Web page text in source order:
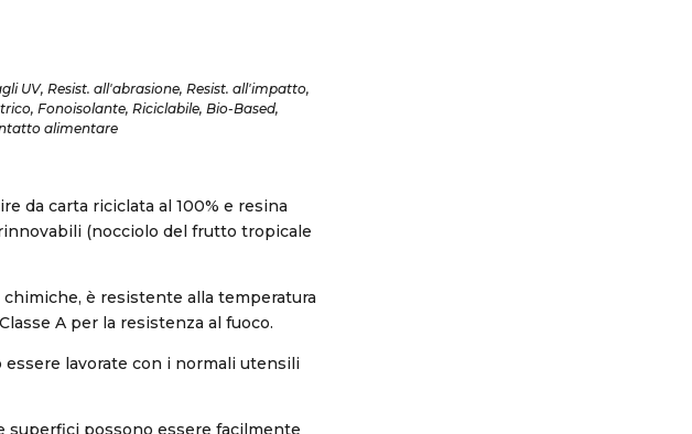
UV, Resist. all'abrasione, Resist. all'impatto,
Fonoisolante, Riciclabile, Bio-Based,
alimentare
da carta riciclata al 100% e resina
(nocciolo del frutto tropicale
è resistente alla temperatura
A per la resistenza al fuoco.
lavorate con i normali utensili
superfici possono essere facilmente